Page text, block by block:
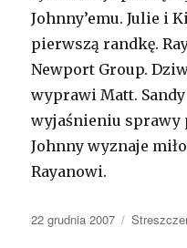
Johnny’emu. Julie i
pierwszą randkę.
Newport Group.
wyprawi Matt.
wyjaśnieniu sprawy
Johnny wyznaje
Rayanowi.
Opublikowano
22 grudnia 2007 Kategorie